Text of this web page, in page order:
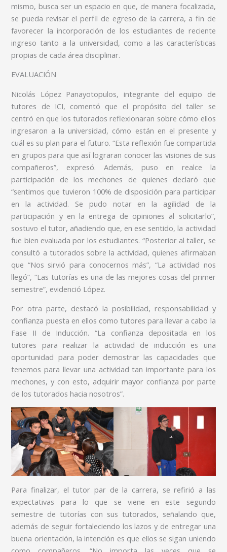
mismo, busca ser un espacio en que, de manera focalizada,
se pueda revisar el perfil de egreso de la carrera, a fin de
favorecer la incorporación de los estudiantes de reciente
ingreso tanto a la universidad, como a las características
propias de cada área disciplinar.
EVALUACIÓN
Nicolás López Panayotopulos, integrante del equipo de
tutores de ICI, comentó que el propósito del taller se
centró en que los tutorados reflexionaran sobre cómo ellos
ingresaron a la universidad, cómo están en el presente y
cuál es su plan para el futuro. “Esta reflexión fue compartida
en grupos para que así lograran conocer las visiones de sus
compañeros”, expresó. Además, puso en realce la
participación de los mechones de quienes declaró que
“sentimos que tuvieron 100% de disposición para participar
en la actividad. Se pudo notar en la agilidad de la
participación y en la entrega de opiniones al solicitarlo”,
sostuvo el tutor, añadiendo que, en ese sentido, la actividad
fue bien evaluada por los estudiantes. “Posterior al taller, se
consultó a tutorados sobre la actividad, quienes afirmaban
que “Nos sirvió para conocernos más”, “La actividad nos
llegó”, “Las tutorías es una de las mejores cosas del primer
semestre”, evidenció López.
Por otra parte, destacó la posibilidad, responsabilidad y
confianza puesta en ellos como tutores para llevar a cabo la
Fase II de Inducción. “La confianza depositada en los
tutores para realizar la actividad de inducción es una
oportunidad para poder demostrar las capacidades que
tenemos para llevar una actividad tan importante para los
mechones, y con esto, adquirir mayor confianza por parte
de los tutorados hacia nosotros”.
Para finalizar, el tutor par de la carrera, se refirió a las
expectativas para lo que se viene en este segundo
semestre de tutorías con sus tutorados, señalando que,
además de seguir fortaleciendo los lazos y de entregar una
buena orientación, la intención es que ellos se sigan uniendo